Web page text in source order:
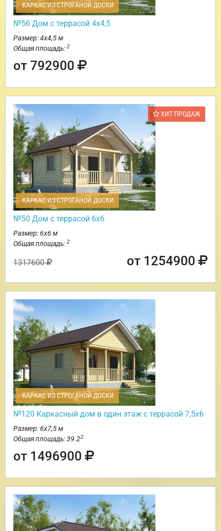
КАРКАС ИЗ СТРОГАНОЙ ДОСКИ
№56 Дом с террасой 4х4,5
Размер: 4х4,5 м
Общая площадь: 2
от 792900
ХИТ ПРОДАЖ
КАРКАС ИЗ СТРОГАНОЙ ДОСКИ
№50 Дом с террасой 6х6
Размер: 6х6 м
Общая площадь: 2
1317600 от 1254900
КАРКАС ИЗ СТРОГАНОЙ ДОСКИ
№120 Каркасный дом в один этаж с террасой 7,5х6
Размер: 6х7,5 м
Общая площадь: 39.22
от 1496900